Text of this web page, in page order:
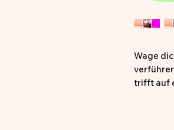
Wage
trifft auf